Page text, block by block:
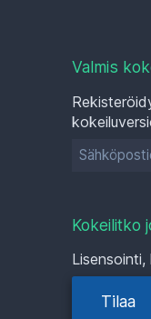
Valmis
Kokeilitko
Tilaa